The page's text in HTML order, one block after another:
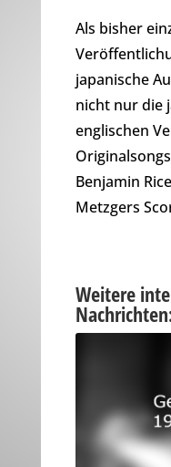
Als bisher
japanische
nicht nur die
englischen
Benjamin
Metzgers
Weitere